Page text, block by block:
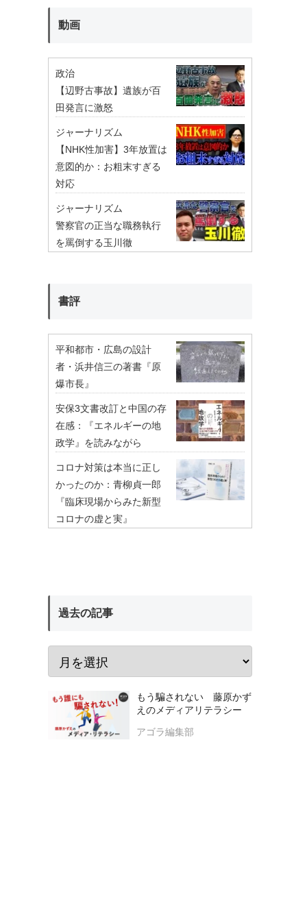
動画
政治
【辺野古事故】遺族が百
田発言に激怒
ジャーナリズム
【NHK性加害】3年放置は
意図的か：お粗末すぎる
対応
ジャーナリズム
警察官の正当な職務執行
を罵倒する玉川徹
書評
平和都市・広島の設計
者・浜井信三の著書『原
爆市長』
安保3文書改訂と中国の存
在感：『エネルギーの地
政学』を読みながら
コロナ対策は本当に正し
かったのか：青柳貞一郎
『臨床現場からみた新型
コロナの虚と実』
過去の記事
もう騙されない 藤原かず
えのメディアリテラシー
アゴラ編集部